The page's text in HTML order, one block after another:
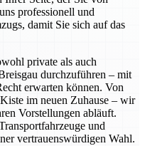
professionell und
damit Sie sich auf das
private als auch
durchzuführen – mit
erwarten können. Von
im neuen Zuhause – wir
Vorstellungen abläuft.
und
vertrauenswürdigen Wahl.